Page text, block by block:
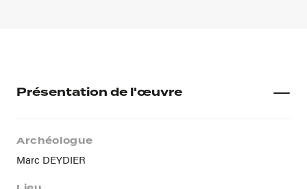
Présentation de l'œuvre
Archéologue
Marc DEYDIER